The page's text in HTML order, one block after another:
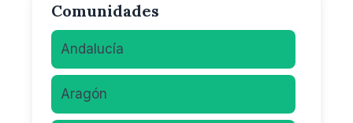
Comunidades
Andalucía
Aragón